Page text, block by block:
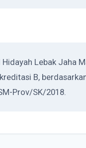
Hidayah Lebak Jaha
B,
Prov/SK/2018.